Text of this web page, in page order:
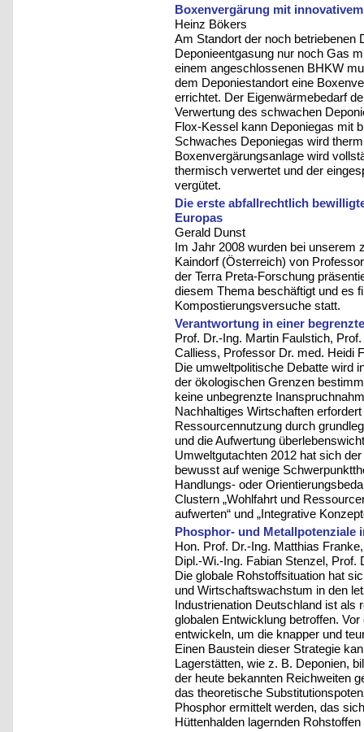
Boxenvergärung mit
Heinz Bökers
Am Standort der noch betriebenen
Deponieentgasung nur noch Gas
einem angeschlossenen BHKW
dem Deponiestandort eine
errichtet. Der Eigenwärmebedarf
Verwertung des schwachen
Flox-Kessel kann Deponiegas mit
Schwaches Deponiegas wird
Boxenvergärungsanlage wird
thermisch verwertet und der
vergütet.
Die erste abfallrechtlich
Europas
Gerald Dunst
Im Jahr 2008 wurden bei
Kaindorf (Österreich) von
der Terra Preta-Forschung
diesem Thema beschäftigt und es
Kompostierungsversuche statt.
Verantwortung in einer
Prof. Dr.-Ing. Martin Faulstich,
Calliess, Professor Dr. med. Heidi
Die umweltpolitische Debatte wird
der ökologischen Grenzen
keine unbegrenzte
Nachhaltiges Wirtschaften
Ressourcennutzung durch
und die Aufwertung
Umweltgutachten 2012 hat sich
bewusst auf wenige
Handlungs- oder
Clustern „Wohlfahrt und
aufwerten“ und „Integrative
Phosphor- und Metallpotenziale
Hon. Prof. Dr.-Ing. Matthias
Dipl.-Wi.-Ing. Fabian Stenzel, Prof.
Die globale Rohstoffsituation hat
und Wirtschaftswachstum in den
Industrienation Deutschland ist als
globalen Entwicklung betroffen.
entwickeln, um die knapper und
Einen Baustein dieser Strategie
Lagerstätten, wie z. B. Deponien,
der heute bekannten Reichweiten
das theoretische
Phosphor ermittelt werden, das
Hüttenhalden lagernden Rohstoffen